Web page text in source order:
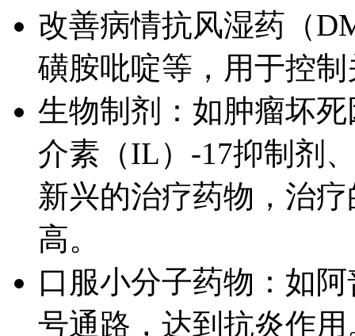
改善病情抗风湿药（
磺胺吡啶等，用于控
生物制剂：如肿瘤坏
介素（IL）-17抑制剂
新兴的治疗药物，治
高。
口服小分子药物：如
号通路，达到抗炎作用